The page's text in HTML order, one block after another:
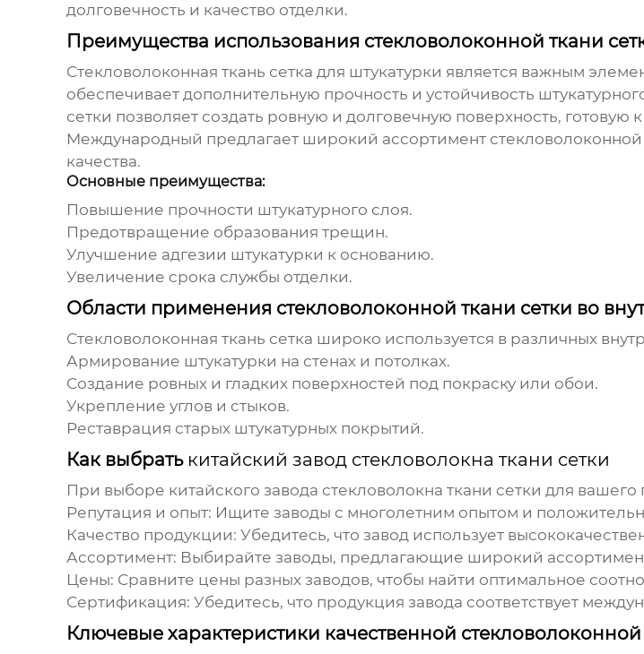
долговечность и качество отделки.
Преимущества использования стекловолоконной ткани
Стекловолоконная ткань сетка для штукатурки является важным
обеспечивает дополнительную прочность и устойчивость
сетки позволяет создать ровную и долговечную поверхность,
Международный предлагает широкий ассортимент стекловолоконной
качества.
Основные преимущества:
Повышение прочности штукатурного слоя.
Предотвращение образования трещин.
Улучшение адгезии штукатурки к основанию.
Увеличение срока службы отделки.
Области применения стекловолоконной ткани сетки во
Стекловолоконная ткань сетка широко используется в различных
Армирование штукатурки на стенах и потолках.
Создание ровных и гладких поверхностей под покраску или обои.
Укрепление углов и стыков.
Реставрация старых штукатурных покрытий.
Как выбрать китайский завод стекловолокна ткани сетки
При выборе китайского завода стекловолокна ткани сетки для вашего
Репутация и опыт: Ищите заводы с многолетним опытом и
Качество продукции: Убедитесь, что завод использует
Ассортимент: Выбирайте заводы, предлагающие широкий
Цены: Сравните цены разных заводов, чтобы найти оптимальное
Сертификация: Убедитесь, что продукция завода соответствует
Ключевые характеристики качественной стекловолоконной